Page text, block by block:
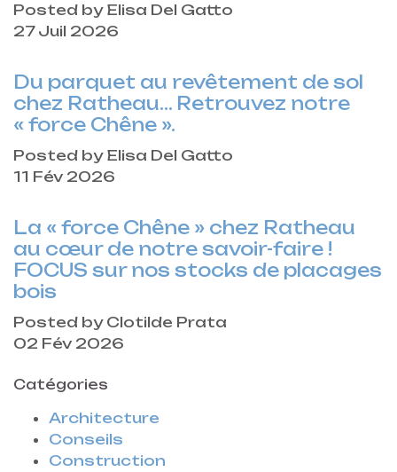
Posted by Elisa Del Gatto
27 Juil 2026
Du parquet au revêtement de sol
chez Ratheau… Retrouvez notre
« force Chêne ».
Posted by Elisa Del Gatto
11 Fév 2026
La « force Chêne » chez Ratheau
au cœur de notre savoir-faire !
FOCUS sur nos stocks de placages
bois
Posted by Clotilde Prata
02 Fév 2026
Catégories
Architecture
Conseils
Construction